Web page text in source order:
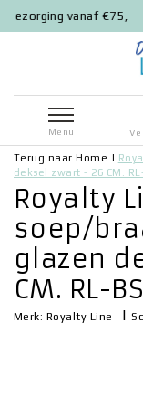
Menu
Terug naar Home |
deksel zwart - 26 CM. RL-
Royalty
soep/
glazen
CM. RL-
Merk: Royalty Line |